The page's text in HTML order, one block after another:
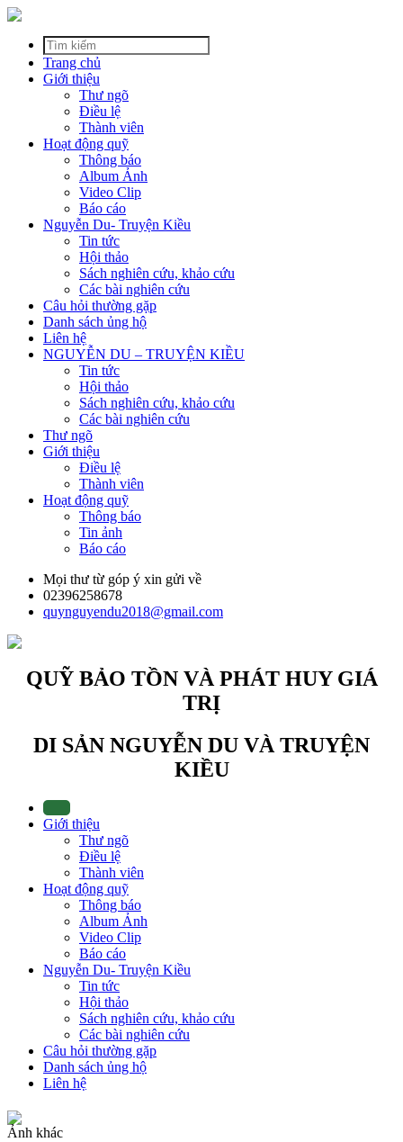
Trang chủ
Giới thiệu
Thư ngõ
Điều lệ
Thành viên
Hoạt động quỹ
Thông báo
Album Ảnh
Video Clip
Báo cáo
Nguyễn Du- Truyện Kiều
Tin tức
Hội thảo
Sách nghiên cứu, khảo cứu
Các bài nghiên cứu
Câu hỏi thường gặp
Danh sách ủng hộ
Liên hệ
NGUYỄN DU – TRUYỆN KIỀU
Tin tức
Hội thảo
Sách nghiên cứu, khảo cứu
Các bài nghiên cứu
Thư ngõ
Giới thiệu
Điều lệ
Thành viên
Hoạt động quỹ
Thông báo
Tin ảnh
Báo cáo
Mọi thư từ góp ý xin gửi về
02396258678
quynguyendu2018@gmail.com
QUỸ BẢO TỒN VÀ PHÁT HUY GIÁ
TRỊ
DI SẢN NGUYỄN DU VÀ TRUYỆN
KIỀU
Giới thiệu
Thư ngõ
Điều lệ
Thành viên
Hoạt động quỹ
Thông báo
Album Ảnh
Video Clip
Báo cáo
Nguyễn Du- Truyện Kiều
Tin tức
Hội thảo
Sách nghiên cứu, khảo cứu
Các bài nghiên cứu
Câu hỏi thường gặp
Danh sách ủng hộ
Liên hệ
Ảnh khác